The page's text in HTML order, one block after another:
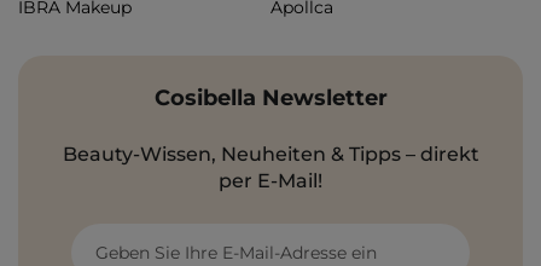
IBRA Makeup
Apollca
Cosibella Newsletter
Beauty-Wissen, Neuheiten & Tipps – direkt
per E-Mail!
Geben Sie Ihre E-Mail-Adresse ein